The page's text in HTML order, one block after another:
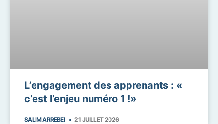
L’engagement des apprenants : «
c’est l’enjeu numéro 1 !»
SALIM ARREBEI 21 JUILLET 2026